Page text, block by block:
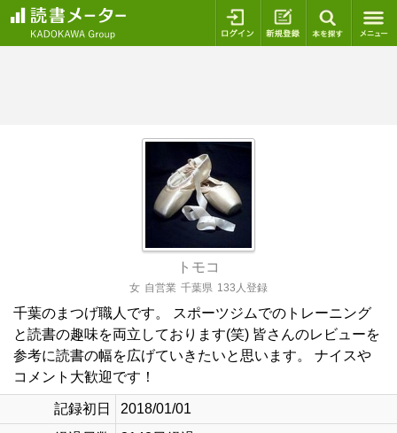
ログイン 新規登録
トモコ
女 自営業 千葉県 133人登録
千葉のまつげ職人です。 スポーツジムでのトレーニング
と読書の趣味を両立しております(笑) 皆さんのレビューを
参考に読書の幅を広げていきたいと思います。 ナイスや
コメント大歓迎です！
記録初日
2018/01/01